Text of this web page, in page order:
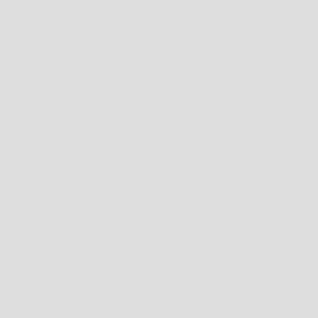
Tuy nhiên, dưới bề ngoài nhìn có vẻ đơn